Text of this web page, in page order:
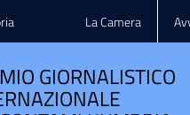
La Camera
GIORNALISTICO